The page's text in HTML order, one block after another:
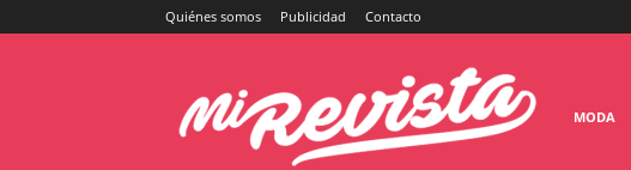
Quiénes somos Publicidad Contacto
MODA